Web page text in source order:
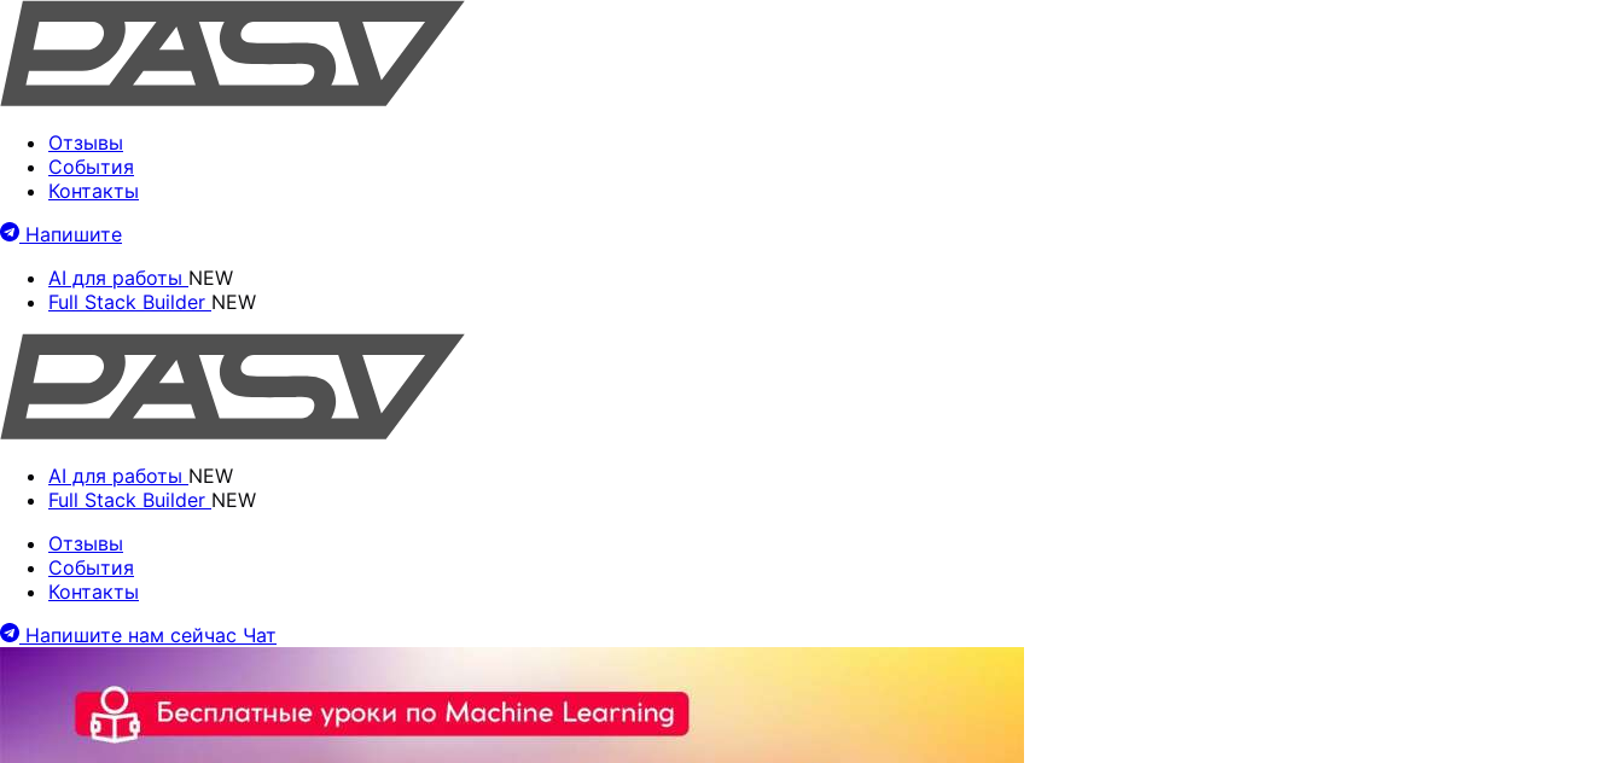
Отзывы
События
Контакты
Напишите
AI для работы NEW
Full Stack Builder NEW
AI для работы NEW
Full Stack Builder NEW
Отзывы
События
Контакты
Напишите нам сейчас Чат